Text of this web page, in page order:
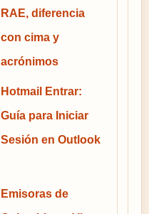
RAE, diferencia
con cima y
acrónimos
Hotmail Entrar:
Guía para Iniciar
Sesión en Outlook
Emisoras de